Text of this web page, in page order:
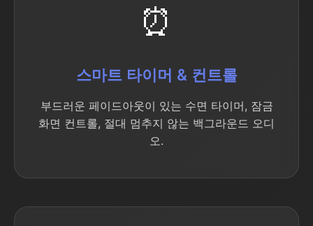
⏰
스마트 타이머 & 컨트롤
부드러운 페이드아웃이 있는 수면 타이머, 잠금
화면 컨트롤, 절대 멈추지 않는 백그라운드 오디
오.